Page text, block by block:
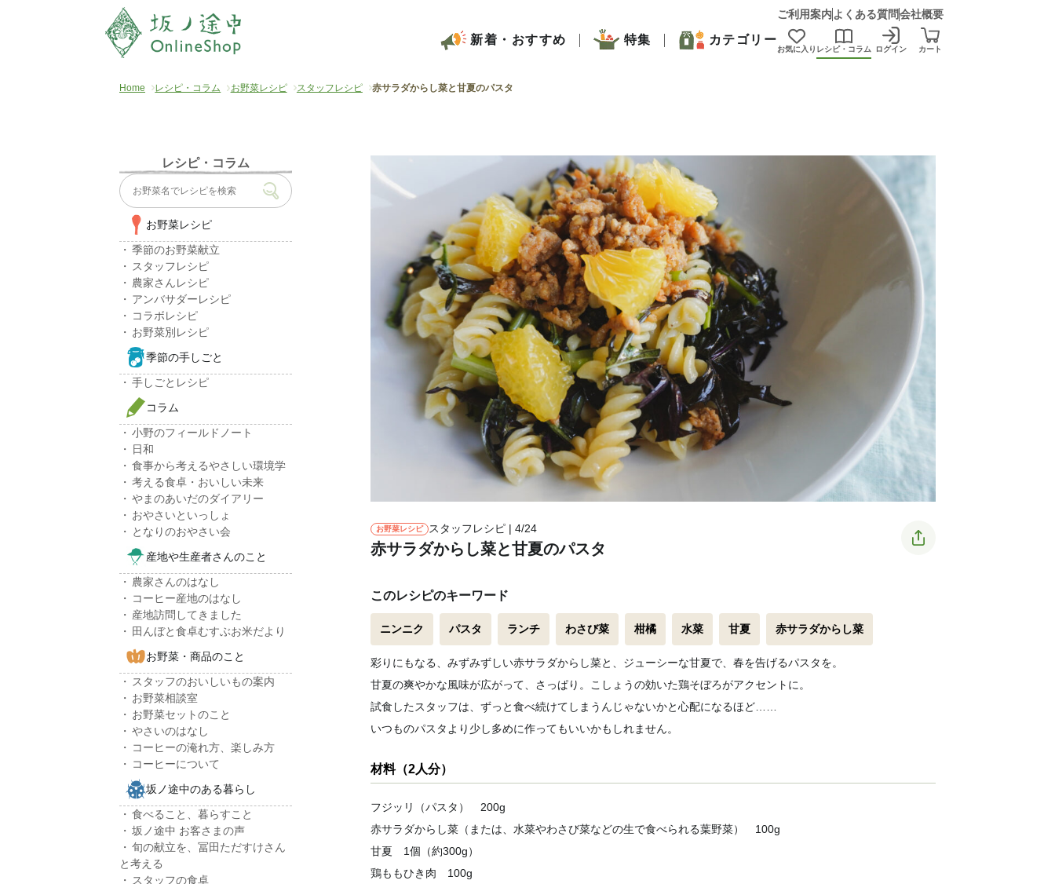
ご利用案内 よくある質問会社概要
新着・おすすめ 特集 カテゴリー
お気に入り レシピ・コラム ログイン カート
Home レシピ・コラム お野菜レシピ スタッフレシピ 赤サラダからし菜と甘夏のパスタ
お野菜レシピ スタッフレシピ | 4/24
赤サラダからし菜と甘夏のパスタ
このレシピのキーワード
ニンニク パスタ ランチ わさび菜 柑橘 水菜 甘夏 赤サラダからし菜
彩りにもなる、みずみずしい赤サラダからし菜と、ジューシーな甘夏で、春を告げるパスタを。
甘夏の爽やかな風味が広がって、さっぱり。こしょうの効いた鶏そぼろがアクセントに。
試食したスタッフは、ずっと食べ続けてしまうんじゃないかと心配になるほど……
いつものパスタより少し多めに作ってもいいかもしれません。
材料（2人分）
フジッリ（パスタ） 200g
赤サラダからし菜（または、水菜やわさび菜などの生で食べられる葉野菜） 100g
甘夏 1個（約300g）
鶏ももひき肉 100g
レシピ・コラム
お野菜レシピ
季節のお野菜献立
スタッフレシピ
農家さんレシピ
アンバサダーレシピ
コラボレシピ
お野菜別レシピ
季節の手しごと
手しごとレシピ
コラム
小野のフィールドノート
日和
食事から考えるやさしい環境学
考える食卓・おいしい未来
やまのあいだのダイアリー
おやさいといっしょ
となりのおやさい会
産地や生産者さんのこと
農家さんのはなし
コーヒー産地のはなし
産地訪問してきました
田んぼと食卓むすぶお米だより
お野菜・商品のこと
スタッフのおいしいもの案内
お野菜相談室
お野菜セットのこと
やさいのはなし
コーヒーの淹れ方、楽しみ方
コーヒーについて
坂ノ途中のある暮らし
食べること、暮らすこと
坂ノ途中 お客さまの声
旬の献立を、冨田ただすけさん
と考える
スタッフの食卓